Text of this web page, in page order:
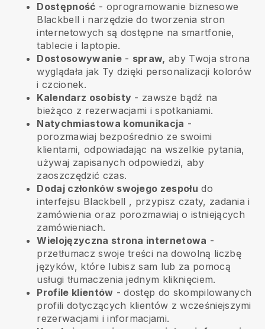
Dostępność - oprogramowanie biznesowe
Blackbell i narzędzie do tworzenia stron
internetowych są dostępne na smartfonie,
tablecie i laptopie.
Dostosowywanie- spraw, aby Twoja strona
wyglądała jak Ty dzięki personalizacji kolorów
i czcionek.
Kalendarz osobisty - zawsze bądź na
bieżąco z rezerwacjami i spotkaniami.
Natychmiastowa komunikacja -
porozmawiaj bezpośrednio ze swoimi
klientami, odpowiadając na wszelkie pytania,
używaj zapisanych odpowiedzi, aby
zaoszczędzić czas.
Dodaj członków swojego zespołu do
interfejsu Blackbell , przypisz czaty, zadania i
zamówienia oraz porozmawiaj o istniejących
zamówieniach.
Wielojęzyczna strona internetowa -
przetłumacz swoje treści na dowolną liczbę
języków, które lubisz sam lub za pomocą
usługi tłumaczenia jednym kliknięciem.
Profile klientów - dostęp do skompilowanych
profili dotyczących klientów z wcześniejszymi
rezerwacjami i informacjami.